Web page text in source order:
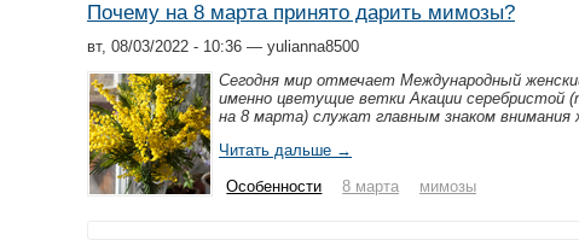
Почему на 8 марта принято дарить мимозы?
вт, 08/03/2022 - 10:36 — yulianna8500
Сегодня мир отмечает Международный
именно цветущие ветки Акации серебристой
на 8 марта) служат главным знаком
Читать дальше →
Особенности
8 марта мимозы